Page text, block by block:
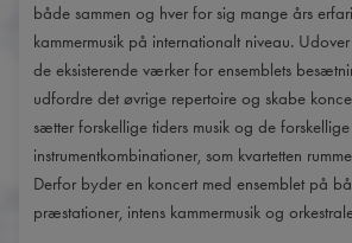
både sammen og hver for sig mange års
kammermusik på internationalt niveau.
de eksisterende værker for ensemblets
udfordre det øvrige repertoire og skabe
sætter forskellige tiders musik og de forskellige
instrumentkombinationer, som kvartetten
Derfor byder en koncert med ensemblet på
præstationer, intens kammermusik og